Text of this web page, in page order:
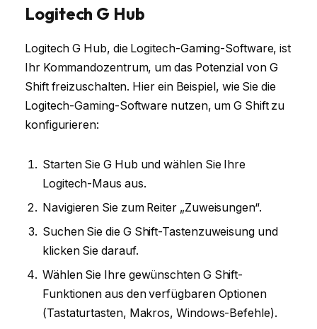
Logitech G Hub
Logitech G Hub, die Logitech-Gaming-Software, ist
Ihr Kommandozentrum, um das Potenzial von G
Shift freizuschalten. Hier ein Beispiel, wie Sie die
Logitech-Gaming-Software nutzen, um G Shift zu
konfigurieren:
Starten Sie G Hub und wählen Sie Ihre
Logitech-Maus aus.
Navigieren Sie zum Reiter „Zuweisungen“.
Suchen Sie die G Shift-Tastenzuweisung und
klicken Sie darauf.
Wählen Sie Ihre gewünschten G Shift-
Funktionen aus den verfügbaren Optionen
(Tastaturtasten, Makros, Windows-Befehle).